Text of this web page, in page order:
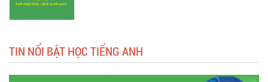
TIN NỔI BẬT HỌC TIẾNG ANH